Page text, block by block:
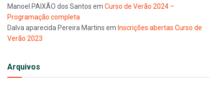
Manoel PAIXÃO dos Santos em Curso de Verão 2024 –
Programação completa
Dalva aparecida Pereira Martins em Inscrições abertas Curso de
Verão 2023
Arquivos